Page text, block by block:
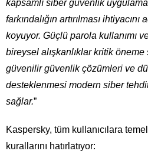
kapsamlı siber güvenlik
farkındalığın artırılması
koyuyor. Güçlü parola kullanımı
bireysel alışkanlıklar kritik
güvenilir güvenlik çözümleri ve
desteklenmesi modern siber
sağlar.”
Kaspersky, tüm kullanıcılara
kurallarını hatırlatıyor: